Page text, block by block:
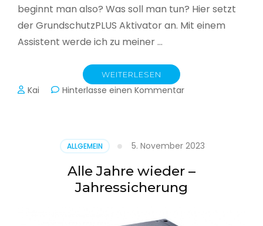
beginnt man also? Was soll man tun? Hier setzt
der GrundschutzPLUS Aktivator an. Mit einem
Assistent werde ich zu meiner …
WEITERLESEN
Kai Hinterlasse einen Kommentarzu
ALLGEMEIN 5. November 2023
Alle Jahre wieder –
Jahressicherung